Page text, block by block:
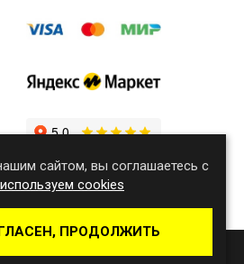
сайтом, вы соглашаетесь с
cookies
ПРОДОЛЖИТЬ